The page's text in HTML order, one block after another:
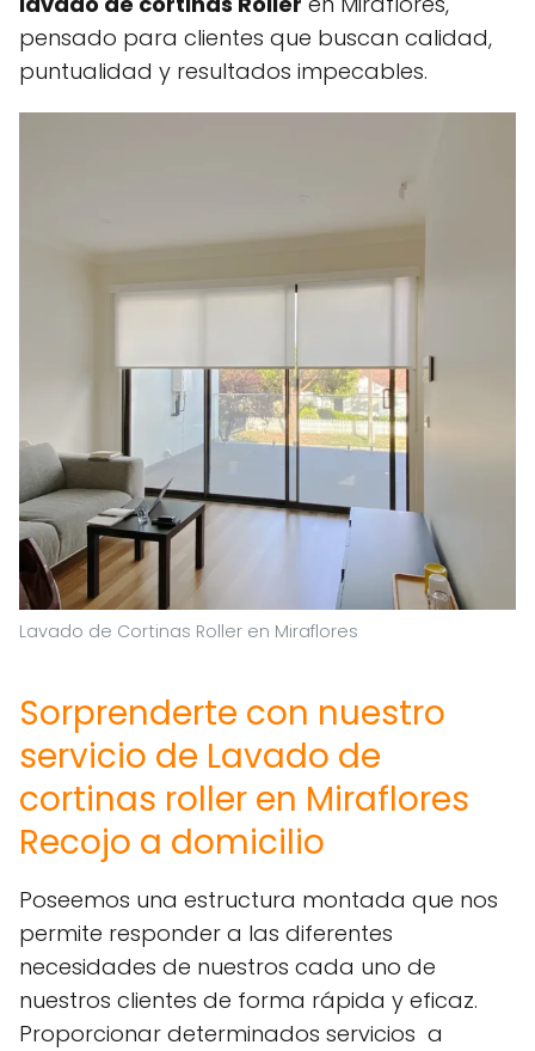
pensado para clientes que buscan calidad,
puntualidad y resultados impecables.
Lavado de Cortinas Roller en Miraflores
Sorprenderte con nuestro
servicio de Lavado de
cortinas roller en Miraflores
Recojo a domicilio
Poseemos una estructura montada que nos
permite responder a las diferentes
necesidades de nuestros cada uno de
nuestros clientes de forma rápida y eficaz.
Proporcionar determinados servicios a